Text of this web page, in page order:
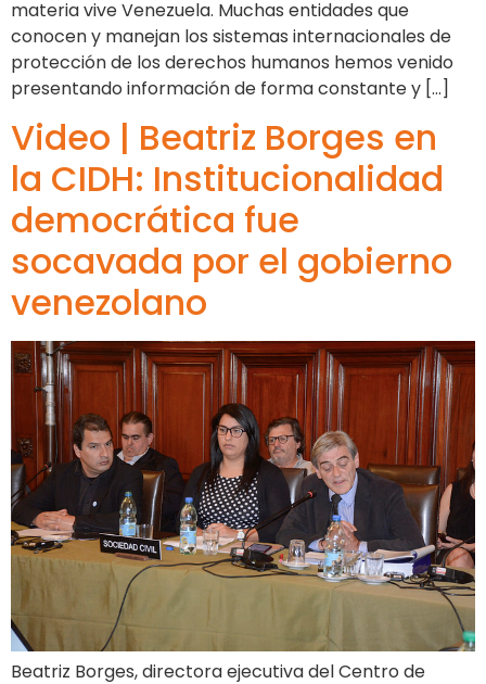
materia vive Venezuela. Muchas entidades que
conocen y manejan los sistemas internacionales de
protección de los derechos humanos hemos venido
presentando información de forma constante y […]
Video | Beatriz Borges en
la CIDH: Institucionalidad
democrática fue
socavada por el gobierno
venezolano
Beatriz Borges, directora ejecutiva del Centro de